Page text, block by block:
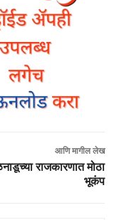
आणि मागील लेख
राजकारणात मोठा
भूकंप